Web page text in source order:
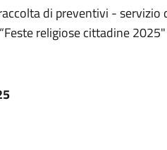
di preventivi -
religiose cittadine 2025"